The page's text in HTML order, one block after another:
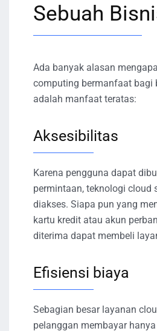
Sebuah
Ada banyak alasan
computing bermanfaat bagi
adalah manfaat teratas:
Aksesibilitas
Karena pengguna dapat
permintaan, teknologi cloud
diakses. Siapa pun yang
kartu kredit atau akun
diterima dapat membeli
Efisiensi biaya
Sebagian besar layanan
pelanggan membayar